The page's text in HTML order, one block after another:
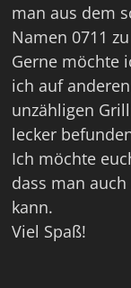
man aus dem
Namen 0711
Gerne möchte
ich auf
unzähligen
lecker
Ich möchte
dass man
kann.
Viel Spaß!